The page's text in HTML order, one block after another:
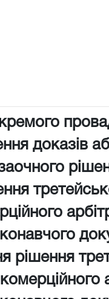
доказів
рішення